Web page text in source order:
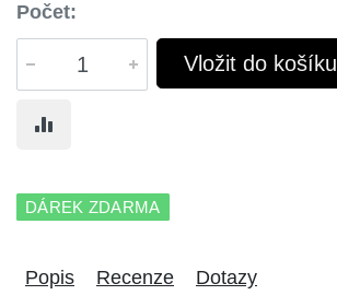
Počet:
Vložit do košíku
DÁREK ZDARMA
Popis Recenze Dotazy